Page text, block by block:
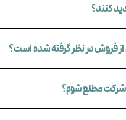
کنند؟
از فروش در نظر گرفته شده است؟
شرکت مطلع شوم؟